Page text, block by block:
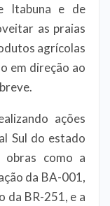
Itabuna e de
as praias
agrícolas
em direção ao
ações
Sul do estado
obras como a
da BA-001,
da BR-251, e a